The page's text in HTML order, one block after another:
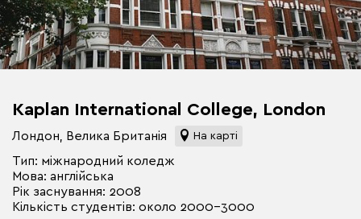
Kaplan International College, London
Лондон, Велика Британія На карті
Тип: міжнародний коледж
Мова: англійська
Рік заснування: 2008
Кількість студентів: около 2000-3000